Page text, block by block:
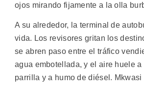
ojos mirando fijamente a la olla
A su alrededor, la terminal de
vida. Los revisores gritan los
se abren paso entre el tráfico
agua embotellada, y el aire huele a
parrilla y a humo de diésel.